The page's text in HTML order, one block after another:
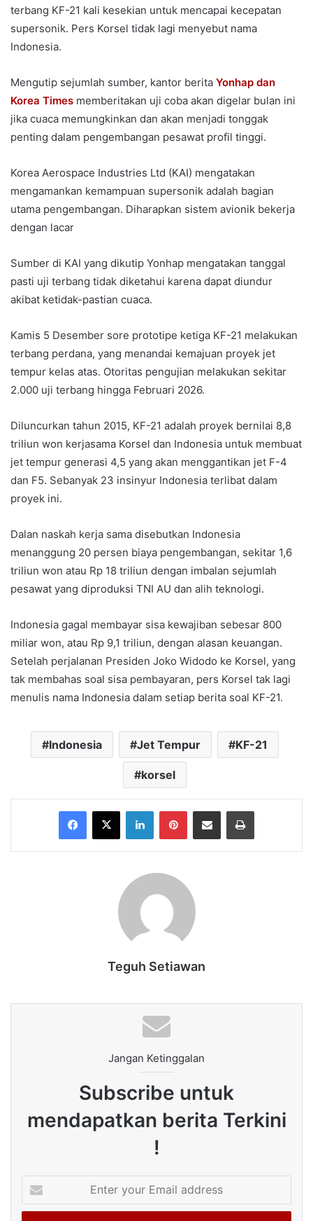
terbang KF-21 kali kesekian untuk mencapai kecepatan
supersonik. Pers Korsel tidak lagi menyebut nama
Indonesia.
Mengutip sejumlah sumber, kantor berita Yonhap dan
Korea Times memberitakan uji coba akan digelar bulan ini
jika cuaca memungkinkan dan akan menjadi tonggak
penting dalam pengembangan pesawat profil tinggi.
Korea Aerospace Industries Ltd (KAI) mengatakan
mengamankan kemampuan supersonik adalah bagian
utama pengembangan. Diharapkan sistem avionik bekerja
dengan lacar
Sumber di KAI yang dikutip Yonhap mengatakan tanggal
pasti uji terbang tidak diketahui karena dapat diundur
akibat ketidak-pastian cuaca.
Kamis 5 Desember sore prototipe ketiga KF-21 melakukan
terbang perdana, yang menandai kemajuan proyek jet
tempur kelas atas. Otoritas pengujian melakukan sekitar
2.000 uji terbang hingga Februari 2026.
Diluncurkan tahun 2015, KF-21 adalah proyek bernilai 8,8
triliun won kerjasama Korsel dan Indonesia untuk membuat
jet tempur generasi 4,5 yang akan menggantikan jet F-4
dan F5. Sebanyak 23 insinyur Indonesia terlibat dalam
proyek ini.
Dalan naskah kerja sama disebutkan Indonesia
menanggung 20 persen biaya pengembangan, sekitar 1,6
triliun won atau Rp 18 triliun dengan imbalan sejumlah
pesawat yang diproduksi TNI AU dan alih teknologi.
Indonesia gagal membayar sisa kewajiban sebesar 800
miliar won, atau Rp 9,1 triliun, dengan alasan keuangan.
Setelah perjalanan Presiden Joko Widodo ke Korsel, yang
tak membahas soal sisa pembayaran, pers Korsel tak lagi
menulis nama Indonesia dalam setiap berita soal KF-21.
Indonesia Jet Tempur KF-21
korsel
Facebook
X LinkedInPinterestShare via Email Print
Teguh Setiawan
Jangan Ketinggalan
Subscribe untuk
mendapatkan berita Terkini
!
your
Email